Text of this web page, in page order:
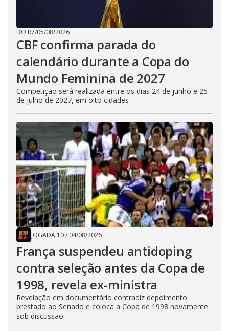
DO R7/05/08/2026
CBF confirma parada do
calendário durante a Copa do
Mundo Feminina de 2027
Competição será realizada entre os dias 24 de junho e 25
de julho de 2027, em oito cidades
JOGADA 10/ 04/08/2026
França suspendeu antidoping
contra seleção antes da Copa de
1998, revela ex-ministra
Revelação em documentário contradiz depoimento
prestado ao Senado e coloca a Copa de 1998 novamente
sob discussão